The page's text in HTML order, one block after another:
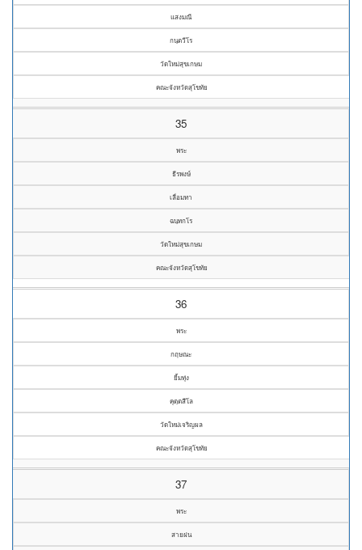
แสงมณี
กนฺตวีโร
วัดใหม่สุขเกษม
คณะจังหวัดสุโขทัย
35
พระ
ธีรพงษ์
เลื่อมทา
ฉนฺทกโร
วัดใหม่สุขเกษม
คณะจังหวัดสุโขทัย
36
พระ
กฤษณะ
ยิ้มทุ่ง
คุตฺตสีโล
วัดใหม่เจริญผล
คณะจังหวัดสุโขทัย
37
พระ
สายฝน